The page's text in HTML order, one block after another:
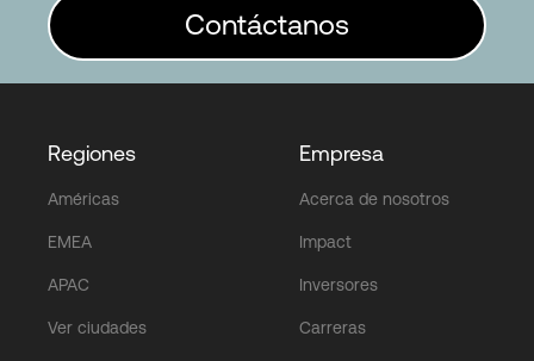
Contáctanos
Regiones
Américas
EMEA
APAC
Ver ciudades
Empresa
Acerca de nosotros
Impact
Inversores
Carreras